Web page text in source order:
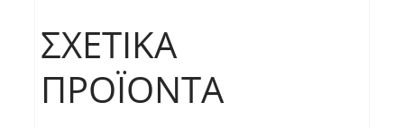
ΣΧΕΤΙΚΆ
ΠΡΟΪΌΝΤΑ